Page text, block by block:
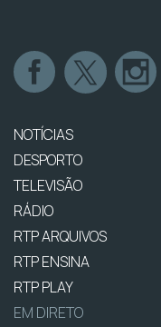
NOTÍCIAS
DESPORTO
TELEVISÃO
RÁDIO
RTP ARQUIVOS
RTP ENSINA
RTP PLAY
EM DIRETO